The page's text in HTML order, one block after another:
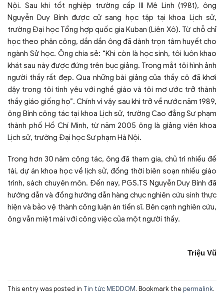
Nội. Sau khi tốt nghiệp trường cấp III Mê Linh (1981), ông
Nguyễn Duy Bính được cử sang học tập tại khoa Lịch sử,
trường Đại học Tổng hợp quốc gia Kuban (Liên Xô). Từ chỗ chỉ
học theo phân công, dần dần ông đã dành trọn tâm huyết cho
ngành Sử học. Ông chia sẻ: “Khi còn là học sinh, tôi luôn khao
khát sau này được đứng trên bục giảng. Trong mắt tôi hình ảnh
người thầy rất đẹp. Qua những bài giảng của thầy cô đã khơi
dậy trong tôi tình yêu với nghề giáo và tôi mơ ước trở thành
thầy giáo giống họ”. Chính vì vậy sau khi trở về nước năm 1989,
ông Bính công tác tại khoa Lịch sử, trường Cao đẳng Sư phạm
thành phố Hồ Chí Minh, từ năm 2005 ông là giảng viên khoa
Lịch sử, trường Đại học Sư phạm Hà Nội.
Trong hơn 30 năm công tác, ông đã tham gia, chủ trì nhiều đề
tài, dự án khoa học về lịch sử, đồng thời biên soạn nhiều giáo
trình, sách chuyên môn. Đến nay, PGS.TS Nguyễn Duy Bính đã
hướng dẫn và đồng hướng dẫn hàng chục nghiên cứu sinh thực
hiện và bảo vệ thành công luận án tiến sĩ. Bên cạnh nghiên cứu,
ông vẫn miệt mài với công việc của một người thầy.
Triệu Vũ
This entry was posted in Tin tức MEDDOM. Bookmark thepermalink.